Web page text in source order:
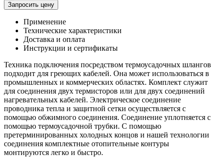
Запросить цену
Применение
Технические характеристики
Доставка и оплата
Инструкции и сертификаты
Техника подключения посредством термоусадочных шлангов
подходит для греющих кабелей. Она может использоваться в
промышленных и коммерческих областях. Комплект служит
для соединения двух термисторов или для двух соединений
нагревательных кабелей. Электрическое соединение
проводника тепла и защитной сетки осуществляется с
помощью обжимного соединения. Соединение уплотняется с
помощью термоусадочной трубки. С помощью
претерминированных холодных концов и нашей технологии
соединения комплектные отопительные контуры
монтируются легко и быстро.